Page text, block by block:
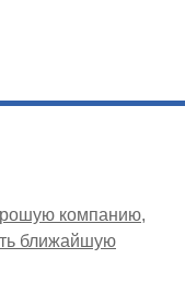
компанию
ближайшую